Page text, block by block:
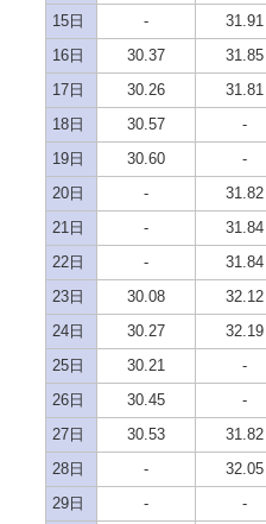
15日
- 31.91
16日
30.37 31.85
17日
30.26 31.81
18日
30.57 -
19日
30.60 -
20日
- 31.82
21日
- 31.84
22日
- 31.84
23日
30.08 32.12
24日
30.27 32.19
25日
30.21 -
26日
30.45 -
27日
30.53 31.82
28日
- 32.05
29日
- -